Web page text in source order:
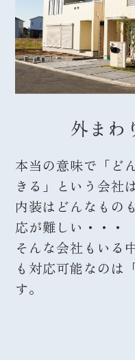
外まわ
本当の意味で「ど
きる」という会社
内装はどんなもの
応が難しい・・・
そんな会社もいる
も対応可能なのは
す。